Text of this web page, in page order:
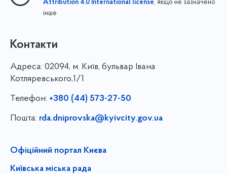
Attribution 4.0 International license, якщо не зазначено
інше
Контакти
Адреса: 02094, м. Київ, бульвар Івана
Котляревського,1/1
Телефон: +380 (44) 573-27-50
Пошта: rda.dniprovska@kyivcity.gov.ua
Офіційний портал Києва
Київська міська рада